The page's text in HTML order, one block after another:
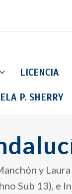
LICENCIA
P. SHERRY
y
Sub 13), e